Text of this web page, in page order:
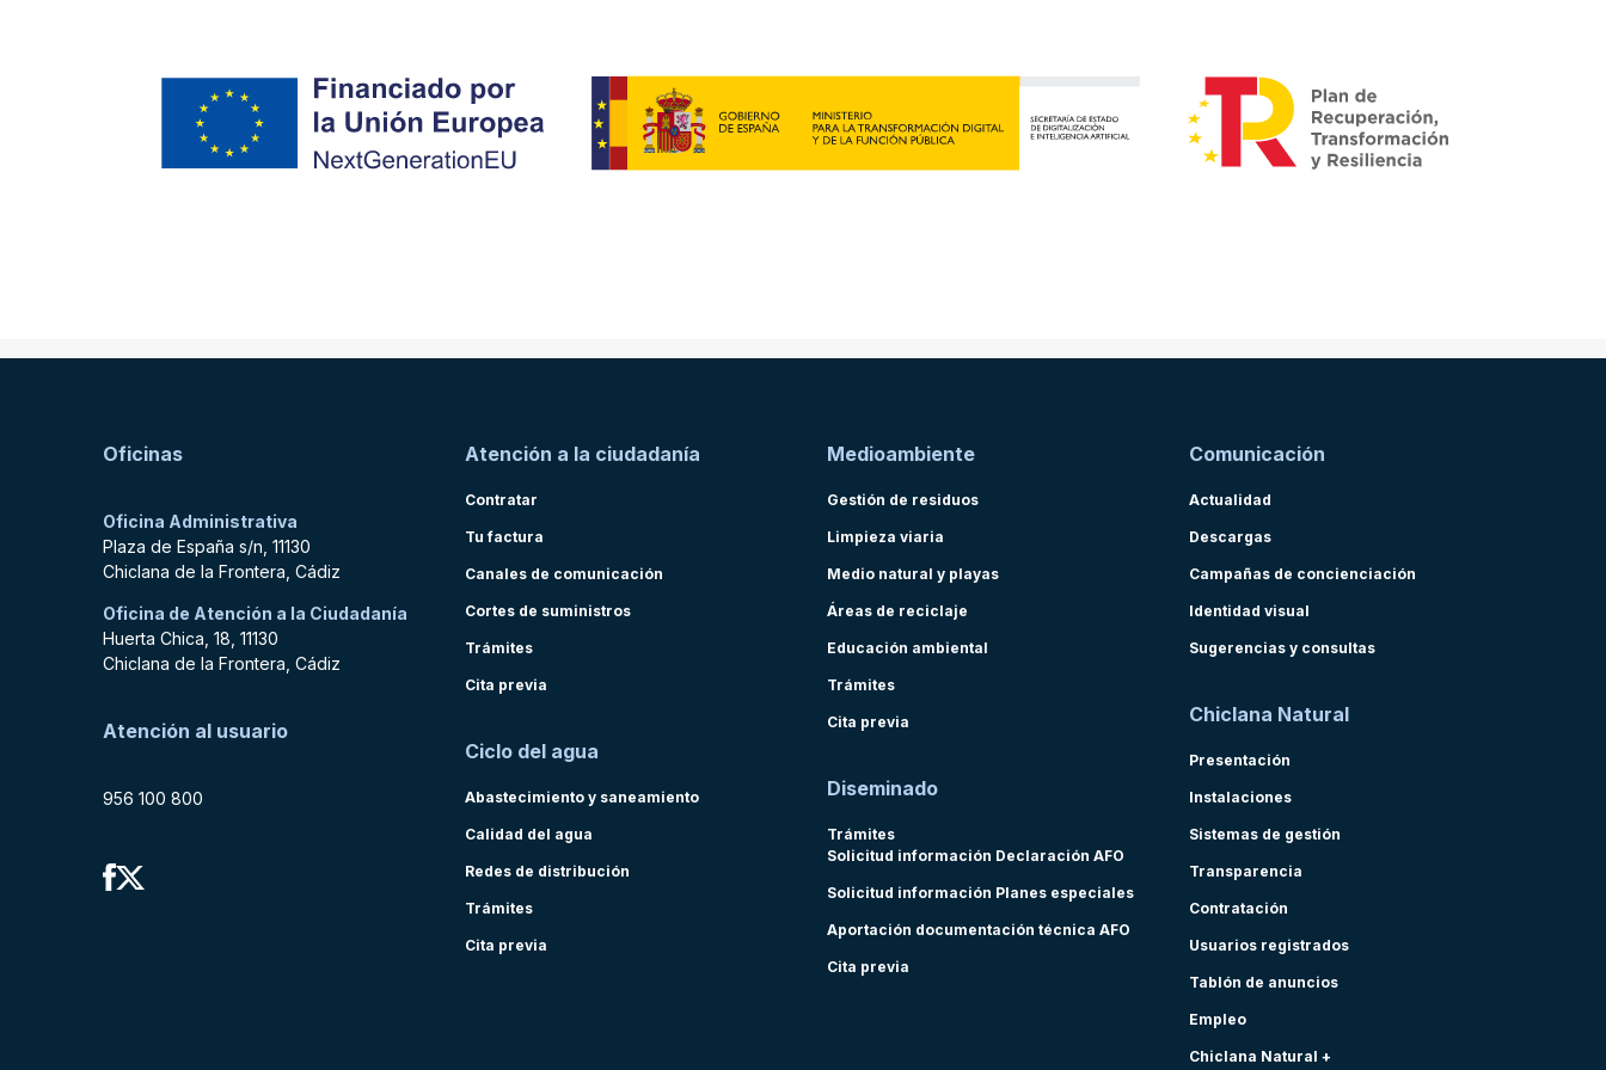
Oficinas
Oficina Administrativa
Plaza de España s/n, 11130
Chiclana de la Frontera, Cádiz
Oficina de Atención a la Ciudadanía
Huerta Chica, 18, 11130
Chiclana de la Frontera, Cádiz
Atención al usuario
956 100 800
Atención a la ciudadanía
Contratar
Tu factura
Canales de comunicación
Cortes de suministros
Trámites
Cita previa
Ciclo del agua
Abastecimiento y saneamiento
Calidad del agua
Redes de distribución
Trámites
Cita previa
Medioambiente
Gestión de residuos
Limpieza viaria
Medio natural y playas
Áreas de reciclaje
Educación ambiental
Trámites
Cita previa
Diseminado
Trámites
Solicitud información Declaración AFO
Solicitud información Planes especiales
Aportación documentación técnica AFO
Cita previa
Comunicación
Actualidad
Descargas
Campañas de concienciación
Identidad visual
Sugerencias y consultas
Chiclana Natural
Presentación
Instalaciones
Sistemas de gestión
Transparencia
Contratación
Usuarios registrados
Tablón de anuncios
Empleo
Chiclana Natural +